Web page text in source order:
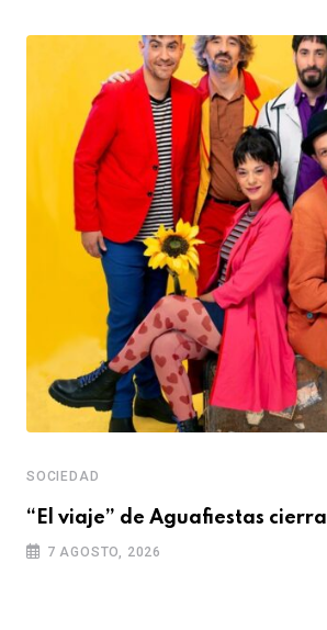
SOCIEDAD
“El viaje” de Aguafiestas
7 AGOSTO, 2026